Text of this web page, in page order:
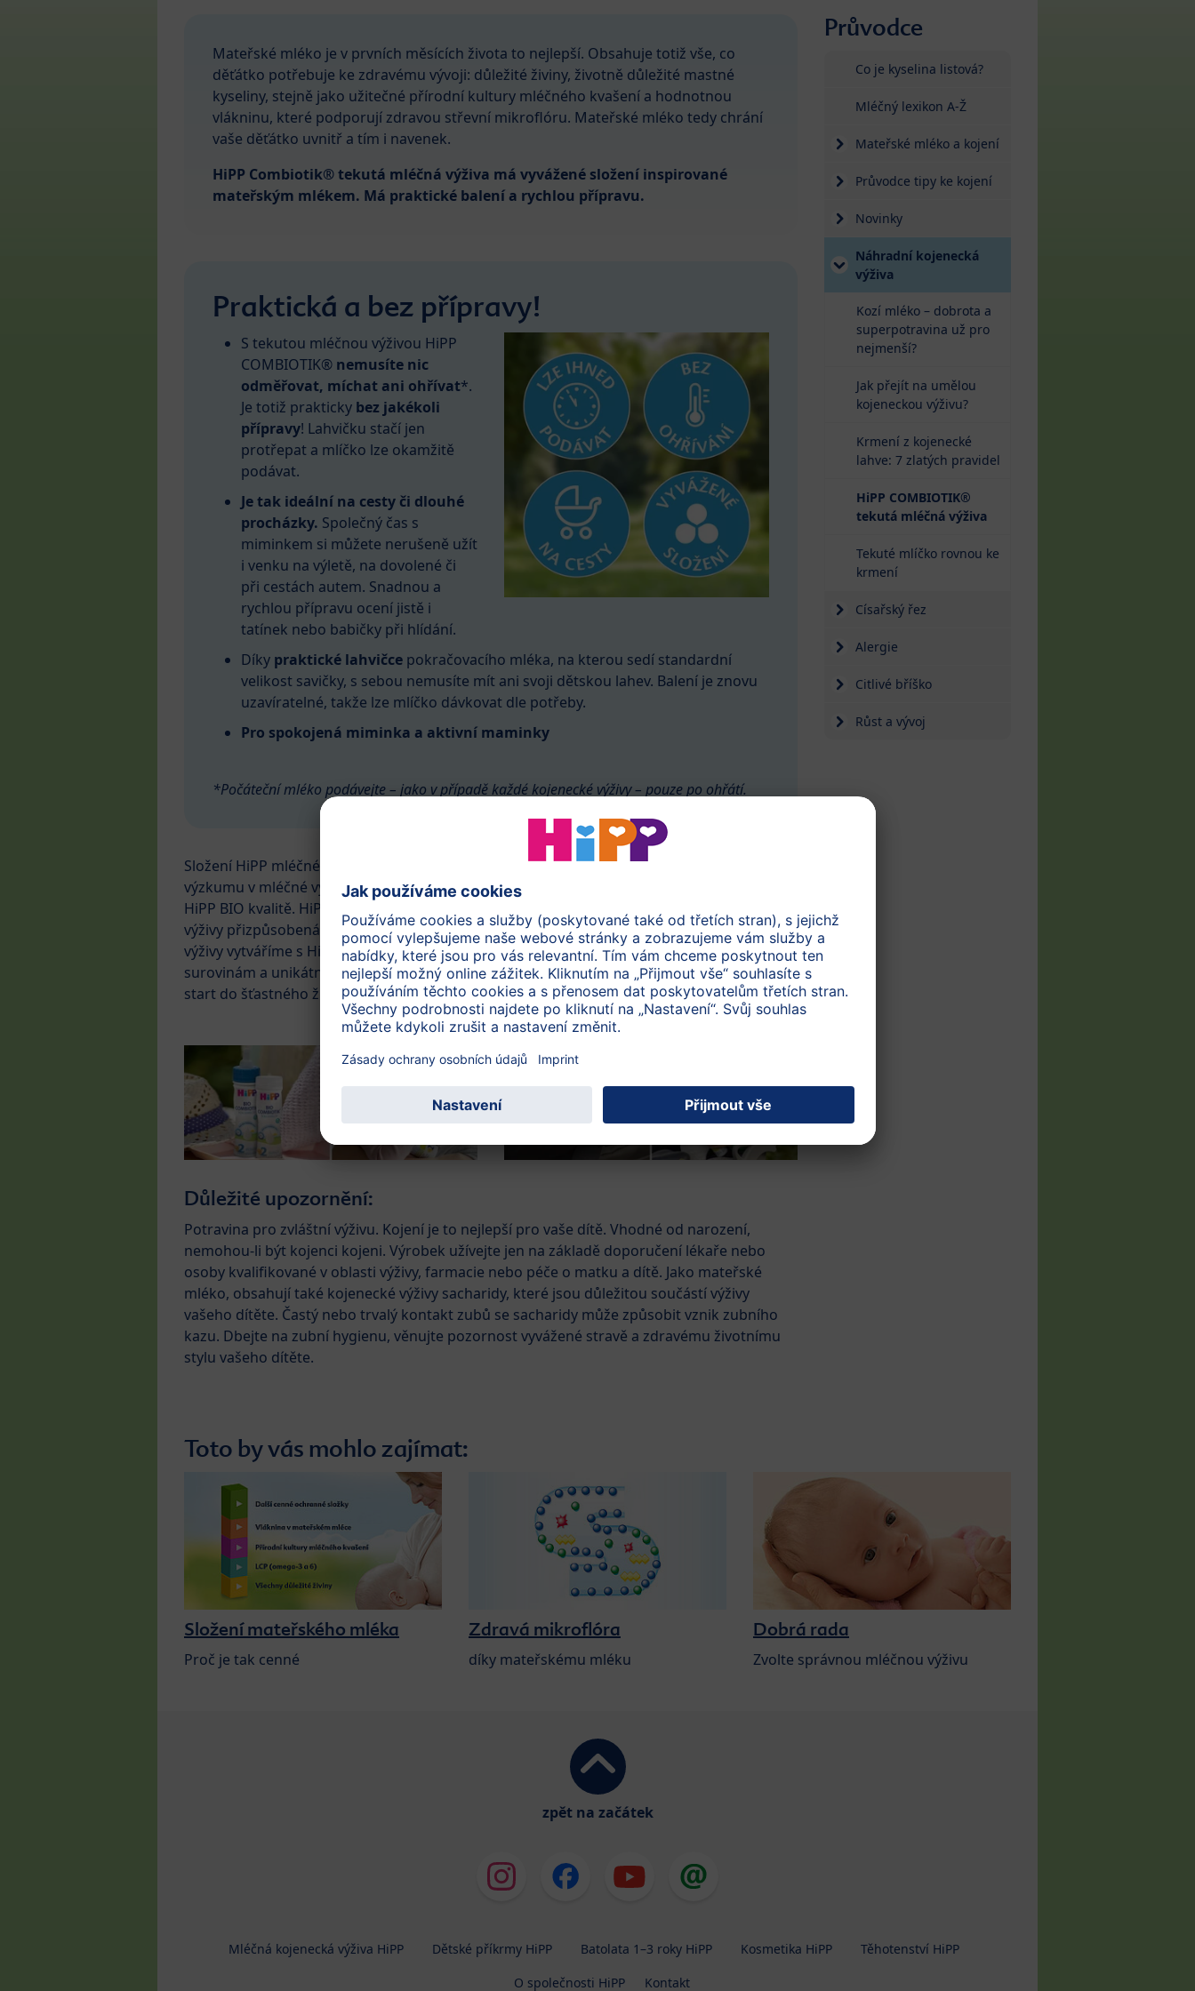
Mateřské mléko je v prvních měsících života to nejlepší. Obsahuje totiž vše, co
děťátko potřebuje ke zdravému vývoji: důležité živiny, životně důležité mastné
kyseliny, stejně jako užitečné přírodní kultury mléčného kvašení a hodnotnou
vlákninu, které podporují zdravou střevní mikroflóru. Mateřské mléko tedy chrání
vaše děťátko uvnitř a tím i navenek.
HiPP Combiotik® tekutá mléčná výživa má vyvážené složení inspirované
mateřským mlékem. Má praktické balení a rychlou přípravu.
Praktická a bez přípravy!
S tekutou mléčnou výživou HiPP
COMBIOTIK® nemusíte nic
odměřovat, míchat ani ohřívat*.
Je totiž prakticky bez jakékoli
přípravy! Lahvičku stačí jen
protřepat a mlíčko lze okamžitě
podávat.
Je tak ideální na cesty či dlouhé
procházky. Společný čas s
miminkem si můžete nerušeně užít
i venku na výletě, na dovolené či
při cestách autem. Snadnou a
rychlou přípravu ocení jistě i
tatínek nebo babičky při hlídání.
Díky praktické lahvičce pokračovacího mléka, na kterou sedí standardní
velikost savičky, s sebou nemusíte mít ani svoji dětskou lahev. Balení je znovu
uzavíratelné, takže lze mlíčko dávkovat dle potřeby.
Pro spokojená miminka a aktivní maminky
*Počáteční mléko podávejte – jako v případě každé kojenecké výživy – pouze po ohřátí.
Složení HiPP mléčné kojenecké výživy je založeno na posledních výsledcích vědeckého
výzkumu v mléčné výživě, jejíž výrobě se intenzivně věnujeme již více než 50 let, a to navíc v
HiPP BIO kvalitě. HiPP BIO Combiotik® je naše nejnovější generace mléčné kojenecké
výživy přizpůsobená přesným výživovým požadavkům vašeho dítěte. V oblasti kojenecké
výživy vytváříme s HiPP BIO Combiotik® nový standard díky našim pečlivě vybraným BIO
surovinám a unikátní kombinaci hodnotných složek. Takto poskytujete vašemu dítěti dobrý
start do šťastného života.
Důležité upozornění:
Potravina pro zvláštní výživu. Kojení je to nejlepší pro vaše dítě. Vhodné od narození,
nemohou-li být kojenci kojeni. Výrobek užívejte jen na základě doporučení lékaře nebo
osoby kvalifikované v oblasti výživy, farmacie nebo péče o matku a dítě. Jako mateřské
mléko, obsahují také kojenecké výživy sacharidy, které jsou důležitou součástí výživy
vašeho dítěte. Častý nebo trvalý kontakt zubů se sacharidy může způsobit vznik zubního
kazu. Dbejte na zubní hygienu, věnujte pozornost vyvážené stravě a zdravému životnímu
stylu vašeho dítěte.
Průvodce
Co je kyselina listová?
Mléčný lexikon A-Ž
Mateřské mléko a kojení
Průvodce tipy ke kojení
Novinky
Náhradní kojenecká
výživa
Kozí mléko – dobrota a
superpotravina už pro
nejmenší?
Jak přejít na umělou
kojeneckou výživu?
Krmení z kojenecké
lahve: 7 zlatých pravidel
HiPP COMBIOTIK®
tekutá mléčná výživa(current)
Tekuté mlíčko rovnou ke
krmení
Císařský řez
Alergie
Citlivé bříško
Růst a vývoj
Toto by vás mohlo zajímat:
Složení mateřského mléka
Proč je tak cenné
Zdravá mikroflóra
díky mateřskému mléku
Dobrá rada
Zvolte správnou mléčnou výživu
zpět na začátek
Mléčná kojenecká výživa HiPP Dětské příkrmy HiPP Batolata 1–3 roky HiPP Kosmetika HiPP
Těhotenství HiPP
O společnosti HiPP
Kontakt